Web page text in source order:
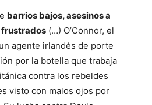
barrios bajos, asesinos a
frustrados(…) O’Connor, el
agente irlandés de porte
por la botella que trabaja
contra los rebeldes
visto con malos ojos por